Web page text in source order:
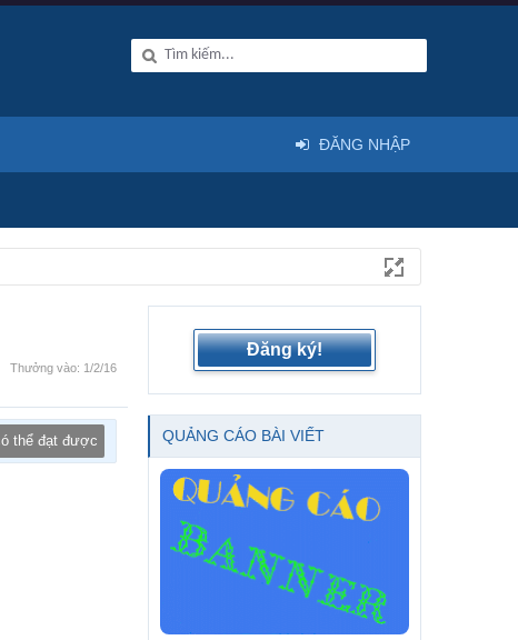
Thưởng vào: 1/2/16
thể đạt được
Đăng ký!
QUẢNG CÁO BÀI VIẾT
ĐĂNG NHẬP